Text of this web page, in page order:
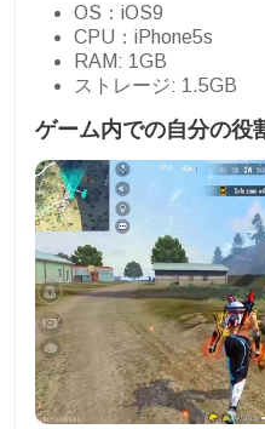
OS：iOS9
CPU：iPhone5s
RAM: 1GB
ストレージ: 1.5GB
ゲーム内での自分の役